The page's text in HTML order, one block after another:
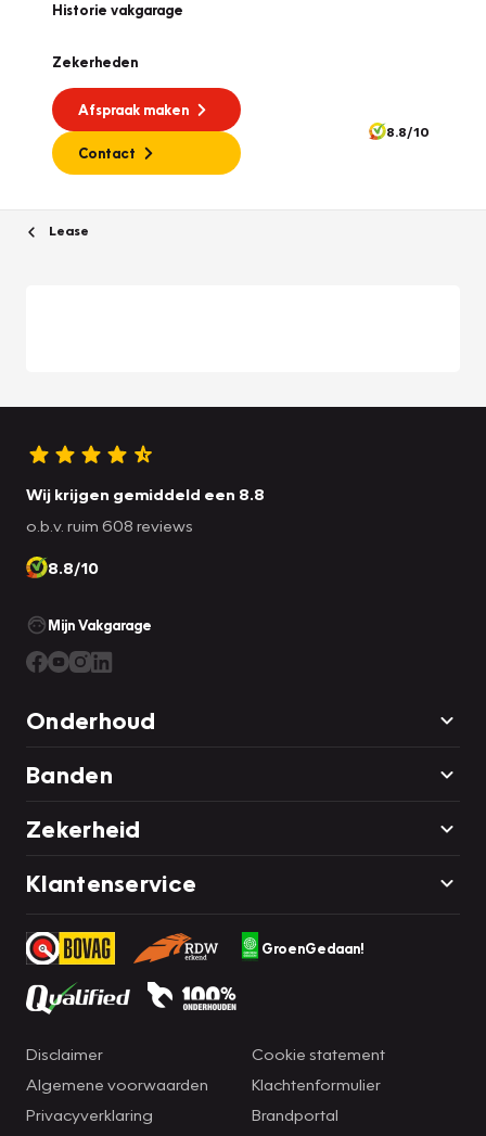
Historie vakgarage
Zekerheden
Afspraak maken
Contact
8.8/10
Lease
Wij krijgen gemiddeld een 8.8
o.b.v. ruim 608 reviews
8.8/10
Mijn Vakgarage
Onderhoud
Banden
Zekerheid
Klantenservice
GroenGedaan!
Disclaimer
Algemene voorwaarden
Privacyverklaring
Cookie statement
Klachtenformulier
Brandportal